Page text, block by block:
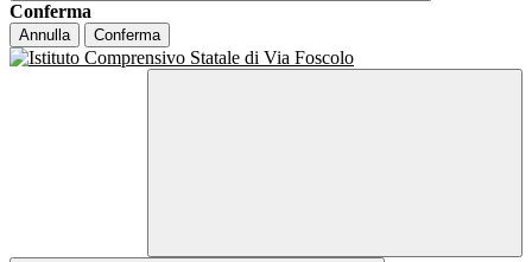
Conferma
Annulla Conferma